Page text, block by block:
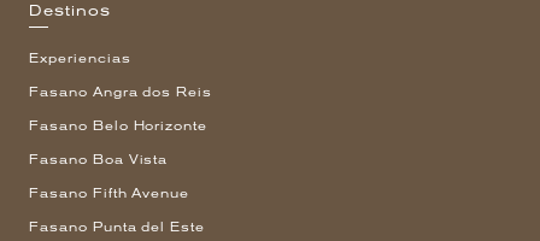
Destinos
Experiencias
Fasano Angra dos Reis
Fasano Belo Horizonte
Fasano Boa Vista
Fasano Fifth Avenue
Fasano Punta del Este